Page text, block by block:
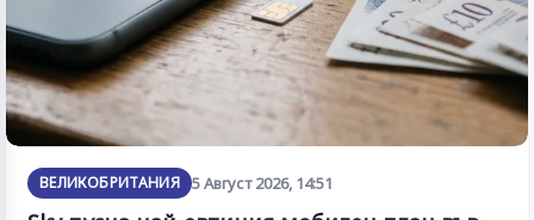
ВЕЛИКОБРИТАНИЯ 5 Август 2026, 14:51